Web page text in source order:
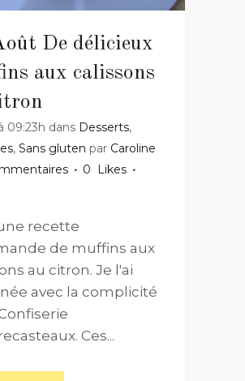
De délicieux
aux calissons
09:23h dans Desserts,
, Sans gluten par Caroline
0
Likes
recette
de muffins aux
au citron. Je l'ai
avec la complicité
Ces...